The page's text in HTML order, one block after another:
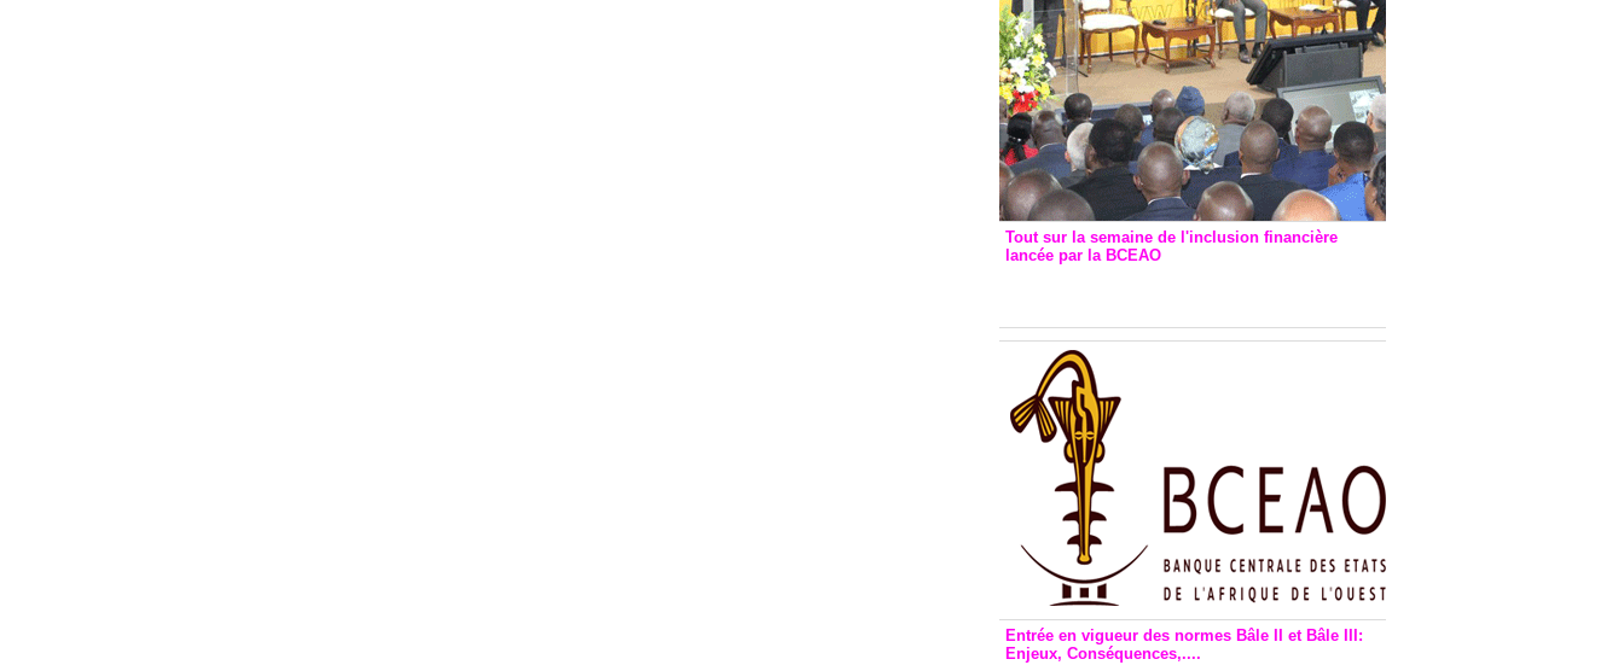
Tout sur la semaine de l'inclusion financière
lancée par la BCEAO
Entrée en vigueur des normes Bâle II et Bâle III:
Enjeux, Conséquences,....